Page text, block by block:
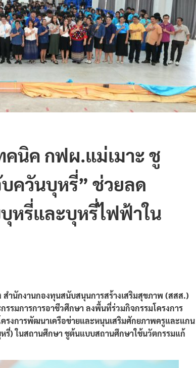
นิค กฟผ.แม่เมาะ ชู
ควันบุหรี่” ช่วยลด
หรี่และบุหรี่ไฟฟ้าใน
ำนักงานกองทุนสนับสนุนการสร้างเสริมสุขภาพ (สสส.)
รมการการอาชีวศึกษา ลงพื้นที่ร่วมกิจกรรมโครงการ
รงการพัฒนาเครือข่ายและหนุนเสริมศักยภาพครูและแกน
รี่) ในสถานศึกษา ชูต้นแบบสถานศึกษาใช้นวัตกรรมแก้